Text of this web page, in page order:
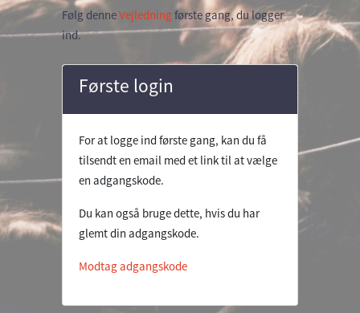
Følg denneVejledning første gang, du logger
ind.
Første login
For at logge ind første gang, kan du få
tilsendt en email med et link til at vælge
en adgangskode.
Du kan også bruge dette, hvis du har
glemt din adgangskode.
Modtag adgangskode